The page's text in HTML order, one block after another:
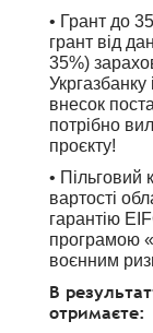
• Грант до
грант від
35%)
внесок
потрібно
проєкту!
• Пільговий
вартості
гарантію
програмою
воєнним
В
отримаєте: